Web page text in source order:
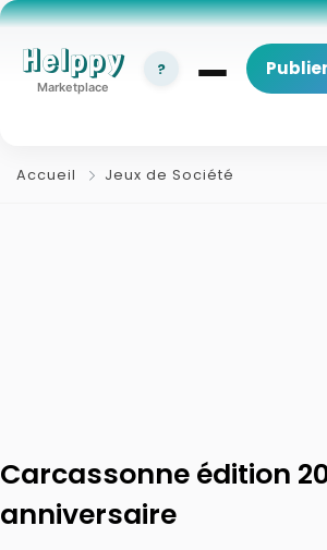
Helppy
Marketplace
?
Accueil Jeux de Société
Carcassonne édition
anniversaire